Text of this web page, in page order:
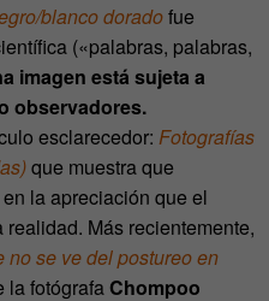
blanco doradofue
(«palabras, palabras,
imagen está sujeta a
observadores.
esclarecedor: Fotografías
que muestra que
la apreciación que el
Más recientemente,
no se ve del postureo en
la fotógrafaChompoo